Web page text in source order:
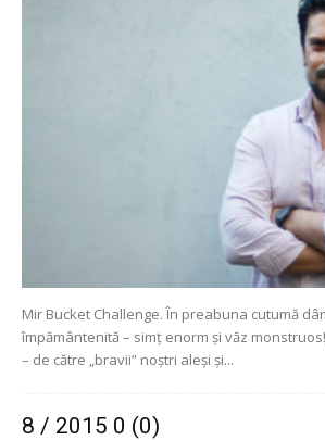
Mir Bucket Challenge. În preabuna cutumă
împământenită – simț enorm și văz
– de către „bravii” noștri aleși și...
8 / 2015 0 (0)